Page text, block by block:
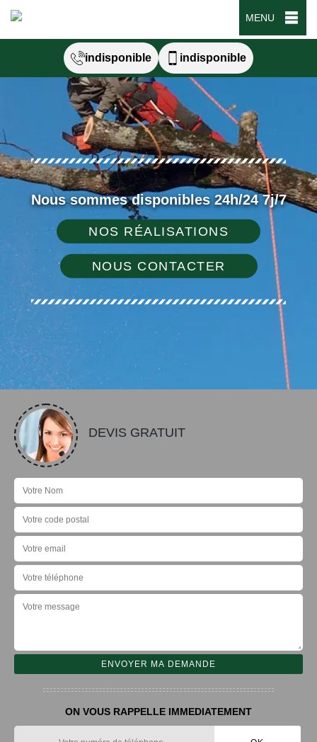
MENU
indisponible indisponible
Nous sommes disponibles 24h/24 7j/7
NOS RÉALISATIONS
NOUS CONTACTER
DEVIS GRATUIT
ON VOUS RAPPELLE IMMEDIATEMENT